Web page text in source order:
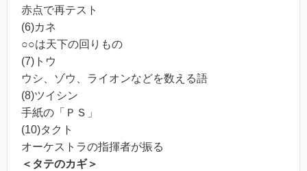
赤点で再テスト
(6)カネ
○○は天下の回りもの
(7)トウ
ウシ、ゾウ、ライオンなどを数える語
(8)ツイシン
手紙の「ＰＳ」
(10)タクト
オーケストラの指揮者が振る
＜タテのカギ＞